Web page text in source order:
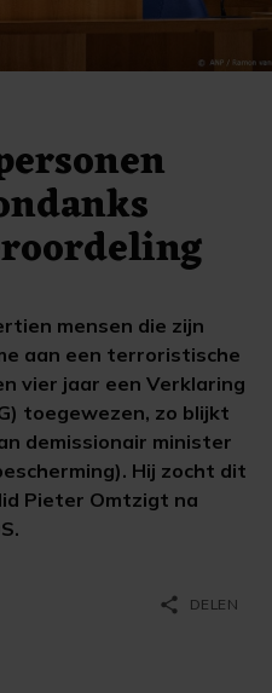
mensen die zijn
aan een terroristische
vier jaar een Verklaring
toegewezen, zo blijkt
demissionair minister
Hij zocht dit
Pieter Omtzigt na
share DELEN